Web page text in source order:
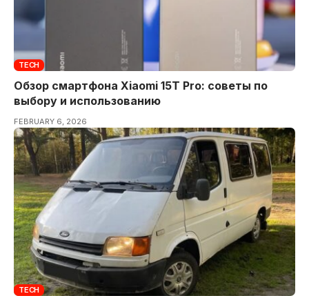
TECH
Обзор смартфона Xiaomi 15T Pro: советы по
выбору и использованию
FEBRUARY 6, 2026
TECH